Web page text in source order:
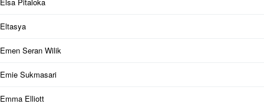
Eltasya
Emen Seran Wilik
Emie Sukmasari
Emma Elliott